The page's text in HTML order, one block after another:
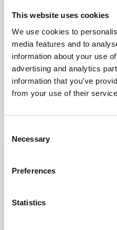
This website uses cookies
We use cookies to
media features and to
information about your use
advertising and analytics
information that you’ve
from your use of their
Selection
Necessary
Preferences
Statistics
Il Consigliere
Consolato Generale
15/06/2026